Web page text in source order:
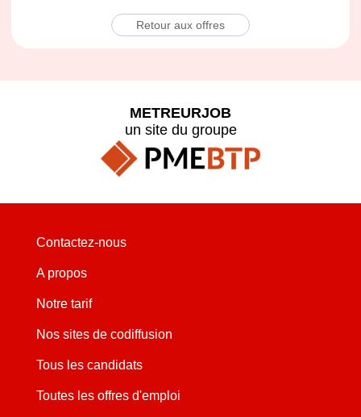
Retour aux offres
METREURJOB
un site du groupe
Contactez-nous
A propos
Notre tarif
Nos sites de codiffusion
Tous les candidats
Toutes les offres d'emploi